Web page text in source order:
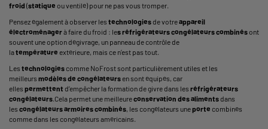
froid (statique ou ventilé) pour ne pas vous tromper.
Pensez également à observer les technologiesde votreappareil
électroménagerà faire du froid : les réfrigérateurs congélateurs combinésont
souvent une option dégivrage, un panneau de contrôle de
latempérature extérieure, mais ce n’est pas tout.
Les technologiescomme NoFrost sont particulièrement utiles et les
meilleurs modèles de congélateursen sont équipés, car
elles permettent d’empêcher la formation de givre dans les réfrigérateurs
congélateurs .Cela permet une meilleureconservation des alimentsdans
les congélateurs armoires combinés , les congélateurs uneporte combinés
comme dans les congélateurs américains.